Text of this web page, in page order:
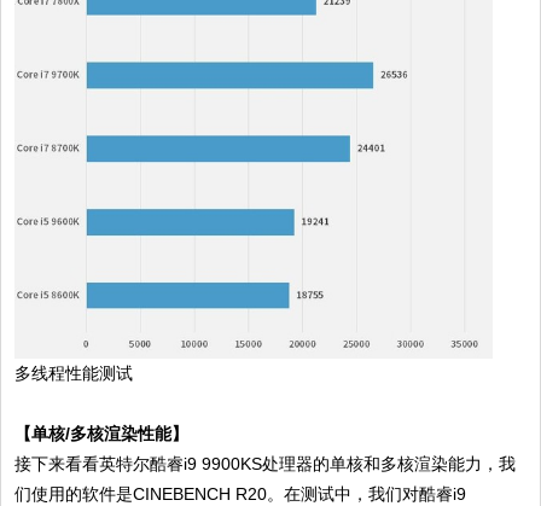
多线程性能测试
【单核/多核渲染性能】
接下来看看英特尔酷睿i9 9900KS处理器的单核和多核渲染能力，我
们使用的软件是CINEBENCH R20。在测试中，我们对酷睿i9